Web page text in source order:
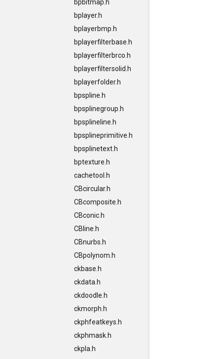
bpbitmap.h
bplayer.h
bplayerbmp.h
bplayerfilterbase.h
bplayerfilterbrco.h
bplayerfiltersolid.h
bplayerfolder.h
bpspline.h
bpsplinegroup.h
bpsplineline.h
bpsplineprimitive.h
bpsplinetext.h
bptexture.h
cachetool.h
CBcircular.h
CBcomposite.h
CBconic.h
CBline.h
CBnurbs.h
CBpolynom.h
ckbase.h
ckdata.h
ckdoodle.h
ckmorph.h
ckphfeatkeys.h
ckphmask.h
ckpla.h